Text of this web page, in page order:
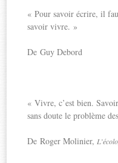
« Pour savoir écrire, il
savoir vivre. »
De Guy Debord
« Vivre, c’est bien.
sans doute le problème
De Roger Molinier,